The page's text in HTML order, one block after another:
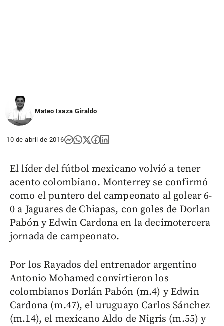
Mateo Isaza Giraldo
10 de abril de 2016
El líder del fútbol mexicano volvió a tener
acento colombiano. Monterrey se confirmó
como el puntero del campeonato al golear 6-
0 a Jaguares de Chiapas, con goles de Dorlan
Pabón y Edwin Cardona en la decimotercera
jornada de campeonato.
Por los Rayados del entrenador argentino
Antonio Mohamed convirtieron los
colombianos Dorlán Pabón (m.4) y Edwin
Cardona (m.47), el uruguayo Carlos Sánchez
(m.14), el mexicano Aldo de Nigris (m.55) y